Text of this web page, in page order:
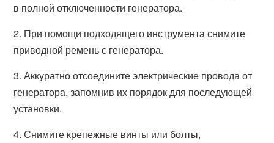
в полной отключенности генератора.
2. При помощи подходящего инструмента снимите
приводной ремень с генератора.
3. Аккуратно отсоедините электрические провода от
генератора, запомнив их порядок для последующей
установки.
4. Снимите крепежные винты или болты,